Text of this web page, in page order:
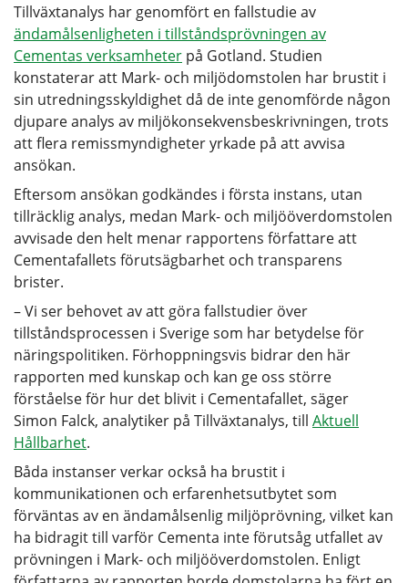
Tillväxtanalys har genomfört en fallstudie av
ändamålsenligheten i tillståndsprövningen av
Cementas verksamheter på Gotland. Studien
konstaterar att Mark- och miljödomstolen har brustit i
sin utredningsskyldighet då de inte genomförde någon
djupare analys av miljökonsekvensbeskrivningen, trots
att flera remissmyndigheter yrkade på att avvisa
ansökan.
Eftersom ansökan godkändes i första instans, utan
tillräcklig analys, medan Mark- och miljööverdomstolen
avvisade den helt menar rapportens författare att
Cementafallets förutsägbarhet och transparens
brister.
– Vi ser behovet av att göra fallstudier över
tillståndsprocessen i Sverige som har betydelse för
näringspolitiken. Förhoppningsvis bidrar den här
rapporten med kunskap och kan ge oss större
förståelse för hur det blivit i Cementafallet, säger
Simon Falck, analytiker på Tillväxtanalys, till Aktuell
Hållbarhet.
Båda instanser verkar också ha brustit i
kommunikationen och erfarenhetsutbytet som
förväntas av en ändamålsenlig miljöprövning, vilket kan
ha bidragit till varför Cementa inte förutsåg utfallet av
prövningen i Mark- och miljööverdomstolen. Enligt